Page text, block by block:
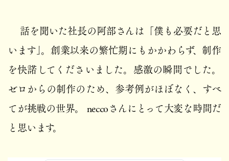
話を聞いた社長の阿部さんは「僕も必要だと思
います」。創業以来の繁忙期にもかかわらず、制作
を快諾してくださいました。感激の瞬間でした。
ゼロからの制作のため、参考例がほぼなく、すべ
てが挑戦の世界。 neccoさんにとって大変な時間だ
と思います。